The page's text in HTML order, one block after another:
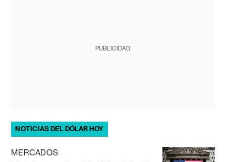
PUBLICIDAD
NOTICIAS DEL DÓLAR HOY
MERCADOS